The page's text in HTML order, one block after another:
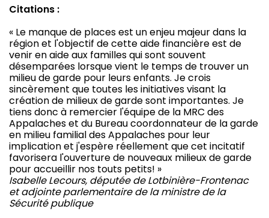
Citations :
« Le manque de places est un enjeu majeur dans la
région et l'objectif de cette aide financière est de
venir en aide aux familles qui sont souvent
désemparées lorsque vient le temps de trouver un
milieu de garde pour leurs enfants. Je crois
sincèrement que toutes les initiatives visant la
création de milieux de garde sont importantes. Je
tiens donc à remercier l'équipe de la MRC des
Appalaches et du Bureau coordonnateur de la garde
en milieu familial des Appalaches pour leur
implication et j'espère réellement que cet incitatif
favorisera l'ouverture de nouveaux milieux de garde
pour accueillir nos touts petits! »
Isabelle Lecours, députée de Lotbinière-Frontenac
et adjointe parlementaire de la ministre de la
Sécurité publique